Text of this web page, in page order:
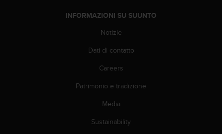
INFORMAZIONI SU SUUNTO
Notizie
Dati di contatto
Careers
Patrimonio e tradizione
Media
Sustainability